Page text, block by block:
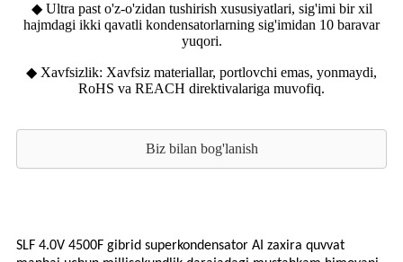
◆ Ultra past o'z-o'zidan tushirish xususiyatlari, sig'imi bir xil
hajmdagi ikki qavatli kondensatorlarning sig'imidan 10 baravar
yuqori.
◆ Xavfsizlik: Xavfsiz materiallar, portlovchi emas, yonmaydi,
RoHS va REACH direktivalariga muvofiq.
Biz bilan bog'lanish
SLF 4.0V 4500F gibrid superkondensator AI zaxira quvvat